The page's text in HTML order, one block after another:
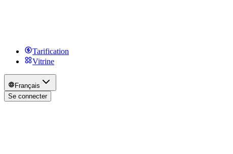
Tarification
Vitrine
Français
Se connecter